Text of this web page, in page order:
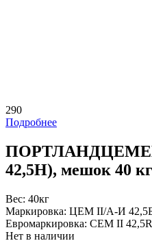
290
Подробнее
42,5H), мешок 40 кг
Вес: 40кг
Маркировка: ЦЕМ II/А-И
Евромаркировка: CEM II 42,5R
Нет в наличии